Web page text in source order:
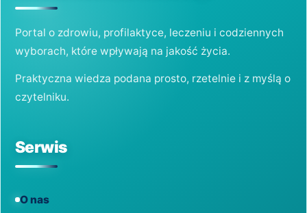
Portal o zdrowiu, profilaktyce, leczeniu i codziennych
wyborach, które wpływają na jakość życia.
Praktyczna wiedza podana prosto, rzetelnie i z myślą o
czytelniku.
Serwis
O nas